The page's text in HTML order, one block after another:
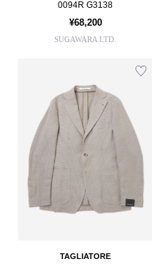
0094R G3138
¥68,200
SUGAWARA LTD.
TAGLIATORE